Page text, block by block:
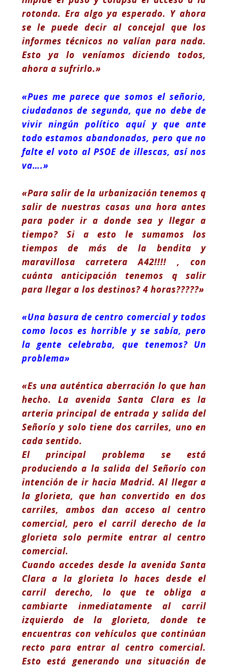
rotonda. Era algo ya esperado. Y ahora
se le puede decir al concejal que los
informes técnicos no valían para nada.
Esto ya lo veníamos diciendo todos,
ahora a sufrirlo.»
«Pues me parece que somos el señorio,
ciudadanos de segunda, que no debe de
vivir ningún político aquí y que ante
todo estamos abandonados, pero que no
falte el voto al PSOE de illescas, así nos
va….»
«Para salir de la urbanización tenemos q
salir de nuestras casas una hora antes
para poder ir a donde sea y llegar a
tiempo? Si a esto le sumamos los
tiempos de más de la bendita y
maravillosa carretera A42!!!! , con
cuánta anticipación tenemos q salir
para llegar a los destinos? 4 horas?????»
«Una basura de centro comercial y todos
como locos es horrible y se sabía, pero
la gente celebraba, que tenemos? Un
problema»
«Es una auténtica aberración lo que han
hecho. La avenida Santa Clara es la
arteria principal de entrada y salida del
Señorío y solo tiene dos carriles, uno en
cada sentido.
El principal problema se está
produciendo a la salida del Señorío con
intención de ir hacia Madrid. Al llegar a
la glorieta, que han convertido en dos
carriles, ambos dan acceso al centro
comercial, pero el carril derecho de la
glorieta solo permite entrar al centro
comercial.
Cuando accedes desde la avenida Santa
Clara a la glorieta lo haces desde el
carril derecho, lo que te obliga a
cambiarte inmediatamente al carril
izquierdo de la glorieta, donde te
encuentras con vehículos que continúan
recto para entrar al centro comercial.
Esto está generando una situación de